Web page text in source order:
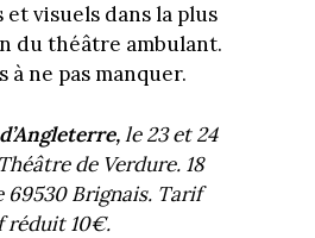
visuels dans la plus
du théâtre ambulant.
ne pas manquer.
le 23 et 24
de Verdure. 18
69530 Brignais. Tarif
réduit 10€.